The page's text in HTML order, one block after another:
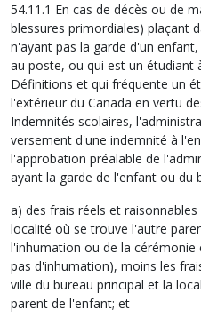
54.11.1 En cas de décès ou de
blessures primordiales) plaçant
n'ayant pas la garde d'un
au poste, ou qui est un étudiant
Définitions et qui fréquente un
l'extérieur du Canada en vertu
Indemnités scolaires,
versement d'une indemnité à
l'approbation préalable de
ayant la garde de l'enfant ou du
a) des frais réels et
localité où se trouve l'autre
l'inhumation ou de la
pas d'inhumation), moins les
ville du bureau principal et la
parent de l'enfant; et